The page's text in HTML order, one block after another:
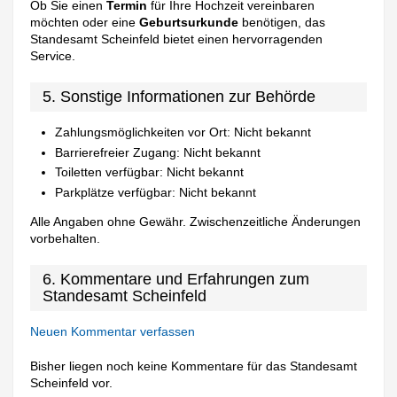
Ob Sie einenTermin für Ihre Hochzeit vereinbaren
möchten oder eineGeburtsurkunde benötigen, das
Standesamt Scheinfeld bietet einen hervorragenden
Service.
5. Sonstige Informationen zur Behörde
Zahlungsmöglichkeiten vor Ort: Nicht bekannt
Barrierefreier Zugang: Nicht bekannt
Toiletten verfügbar: Nicht bekannt
Parkplätze verfügbar: Nicht bekannt
Alle Angaben ohne Gewähr. Zwischenzeitliche Änderungen
vorbehalten.
6. Kommentare und Erfahrungen zum
Standesamt Scheinfeld
Neuen Kommentar verfassen
Bisher liegen noch keine Kommentare für das Standesamt
Scheinfeld vor.